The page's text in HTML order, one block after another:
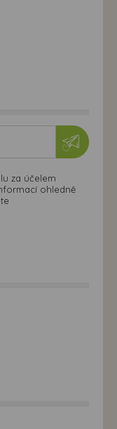
za účelem
ohledně